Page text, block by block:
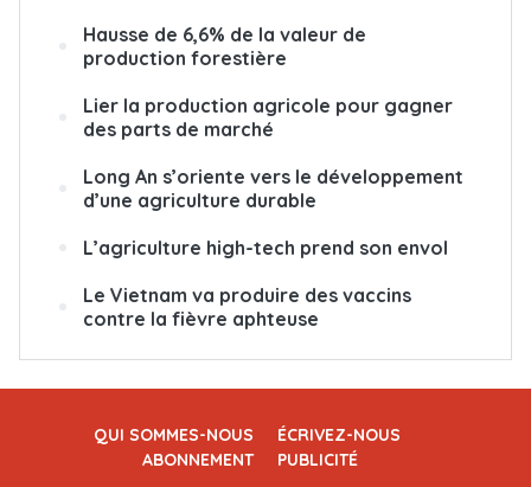
Hausse de 6,6% de la valeur de
production forestière
Lier la production agricole pour gagner
des parts de marché
Long An s’oriente vers le développement
d’une agriculture durable
L’agriculture high-tech prend son envol
Le Vietnam va produire des vaccins
contre la fièvre aphteuse
QUI SOMMES-NOUS
ÉCRIVEZ-NOUS
ABONNEMENT
PUBLICITÉ